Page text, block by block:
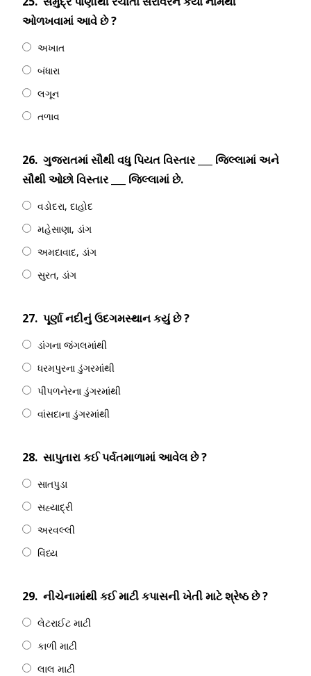
ઓળખવામાં આવે છે ?
અખાત
બંધારા
લગૂન
તળાવ
26. ગુજરાતમાં સૌથી વધુ પિયત વિસ્તાર ___ જિલ્લામાં અને
સૌથી ઓછો વિસ્તાર ___ જિલ્લામાં છે.
વડોદરા, દાહોદ
મહેસાણા, ડાંગ
અમદાવાદ, ડાંગ
સુરત, ડાંગ
27. પૂર્ણા નદીનું ઉદગમસ્થાન કયું છે ?
ડાંગના જંગલમાંથી
ધરમપુરના ડુંગરમાંથી
પીંપળનેરના ડુંગરમાંથી
વાંસદાના ડુંગરમાંથી
28. સાપુતારા કઈ પર્વતમાળામાં આવેલ છે ?
સાતપુડા
સહ્યાદ્રી
અરવલ્લી
વિંધ્ય
29. નીચેનામાંથી કઈ માટી કપાસની ખેતી માટે શ્રેષ્ઠ છે ?
લેટરાઈટ માટી
કાળી માટી
લાલ માટી